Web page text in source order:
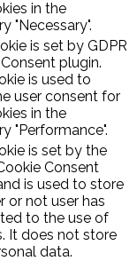
in the
"Necessary".
is set by GDPR
plugin.
is used to
user consent for
in the
"Performance".
is set by the
Consent
is used to store
or not user has
to the use of
It does not store
data.